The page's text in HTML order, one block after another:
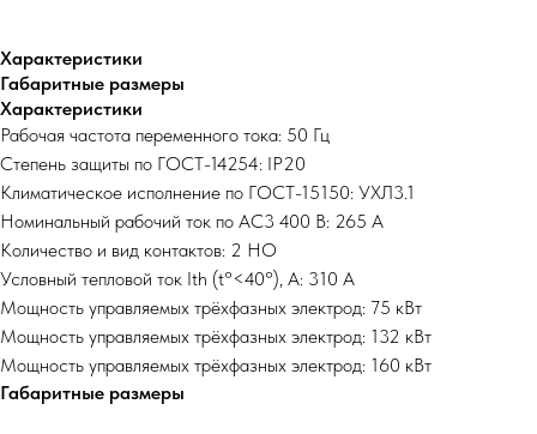
Характеристики
Габаритные размеры
Характеристики
Рабочая частота переменного тока: 50 Гц
Степень защиты по ГОСТ-14254: IP20
Климатическое исполнение по ГОСТ-15150: УХЛ3.1
Номинальный рабочий ток по AC3 400 В: 265 А
Количество и вид контактов: 2 НО
Условный тепловой ток Ith (t°<40°), A: 310 А
Мощность управляемых трёхфазных электрод: 75 кВт
Мощность управляемых трёхфазных электрод: 132 кВт
Мощность управляемых трёхфазных электрод: 160 кВт
Габаритные размеры